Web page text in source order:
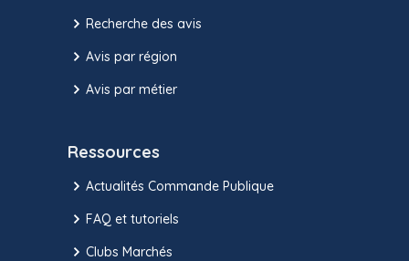
Recherche des avis
Avis par région
Avis par métier
Ressources
Actualités Commande Publique
FAQ et tutoriels
Clubs Marchés